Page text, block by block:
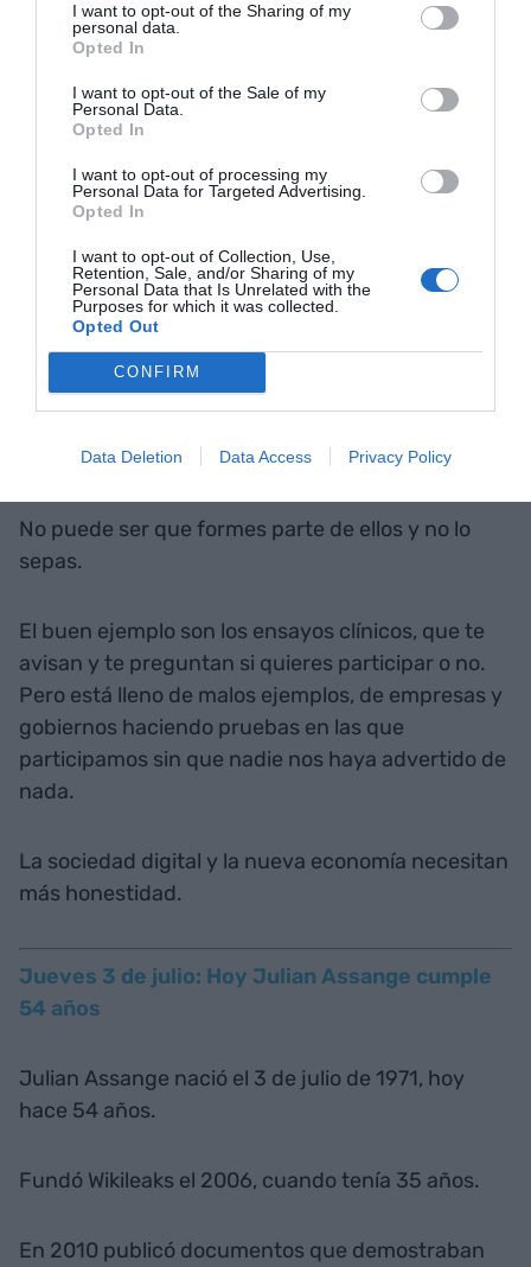
I want to opt-out of the Sharing of my
personal data.
Opted In
I want to opt-out of the Sale of my
Personal Data.
Opted In
I want to opt-out of processing my
Personal Data for Targeted Advertising.
Opted In
I want to opt-out of Collection, Use,
Retention, Sale, and/or Sharing of my
Personal Data that Is Unrelated with the
Purposes for which it was collected.
Opted Out
CONFIRM
Data Deletion Data Access Privacy Policy
adicto al trabajo, pero es alguien que sufre una
adicción, a menudo grave.
Lunes 7 de julio: Lo personal es político
Lo personal es político. Cuidar las personas es
Viernes 4 de julio: Hay que ser honestos con
los experimentos
pruebas y los ensayos.
No puede ser que formes parte de ellos y no lo
sepas.
El buen ejemplo son los ensayos clínicos, que te
avisan y te preguntan si quieres participar o no.
Pero está lleno de malos ejemplos, de empresas y
gobiernos haciendo pruebas en las que
participamos sin que nadie nos haya advertido de
nada.
La sociedad digital y la nueva economía necesitan
más honestidad.
Jueves 3 de julio: Hoy Julian Assange cumple
54 años
Julian Assange nació el 3 de julio de 1971, hoy
hace 54 años.
Fundó Wikileaks el 2006, cuando tenía 35 años.
En 2010 publicó documentos que demostraban